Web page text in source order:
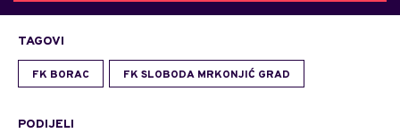
TAGOVI
FK BORAC FK SLOBODA MRKONJIĆ GRAD
PODIJELI